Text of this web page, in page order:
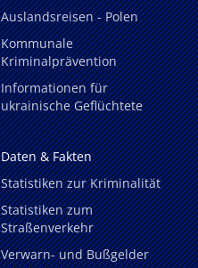
Auslandsreisen - Polen
Kommunale
Kriminalprävention
Informationen für
ukrainische Geflüchtete
Daten & Fakten
Statistiken zur Kriminalität
Statistiken zum
Straßenverkehr
Verwarn- und Bußgelder